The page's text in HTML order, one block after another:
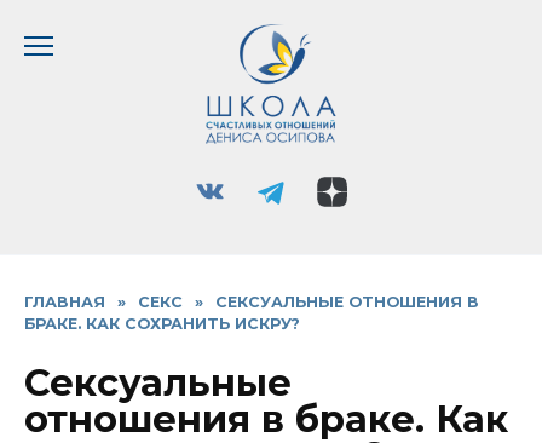
ГЛАВНАЯ » СЕКС »
СЕКСУАЛЬНЫЕ ОТНОШЕНИЯ В
БРАКЕ. КАК СОХРАНИТЬ ИСКРУ?
Сексуальные
отношения в браке. Как